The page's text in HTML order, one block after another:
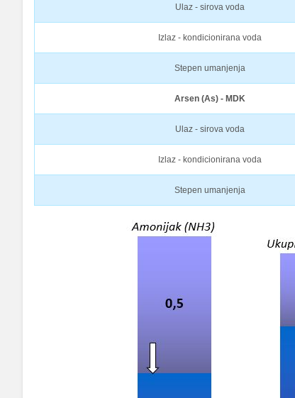
Ulaz - sirova voda
Izlaz - kondicionirana voda
Stepen umanjenja
Arsen (As) - MDK
Ulaz - sirova voda
Izlaz - kondicionirana voda
Stepen umanjenja